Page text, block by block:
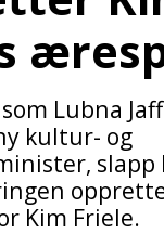
Lubna
kultur- og
Kim Friele.